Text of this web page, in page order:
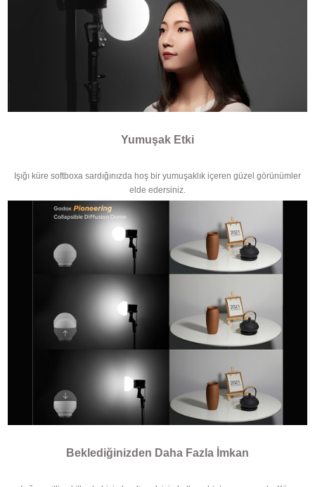
Yumuşak Etki
Işığı küre softboxa sardığınızda hoş bir yumuşaklık içeren güzel görünümler
elde edersiniz.
Beklediğinizden Daha Fazla İmkan